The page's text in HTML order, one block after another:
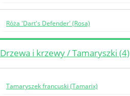
Róża 'Dart's Defender' (Rosa)
Drzewa i krzewy / Tamaryszki (4)
Tamaryszek francuski (Tamarix)